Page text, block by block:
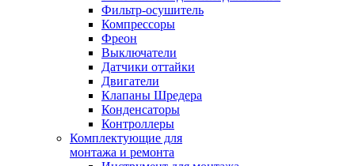
Фильтр-осушитель
Компрессоры
Фреон
Выключатели
Датчики оттайки
Двигатели
Клапаны Шредера
Конденсаторы
Контроллеры
Комплектующие для
монтажа и ремонта